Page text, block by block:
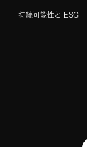
持続可能性と ESG